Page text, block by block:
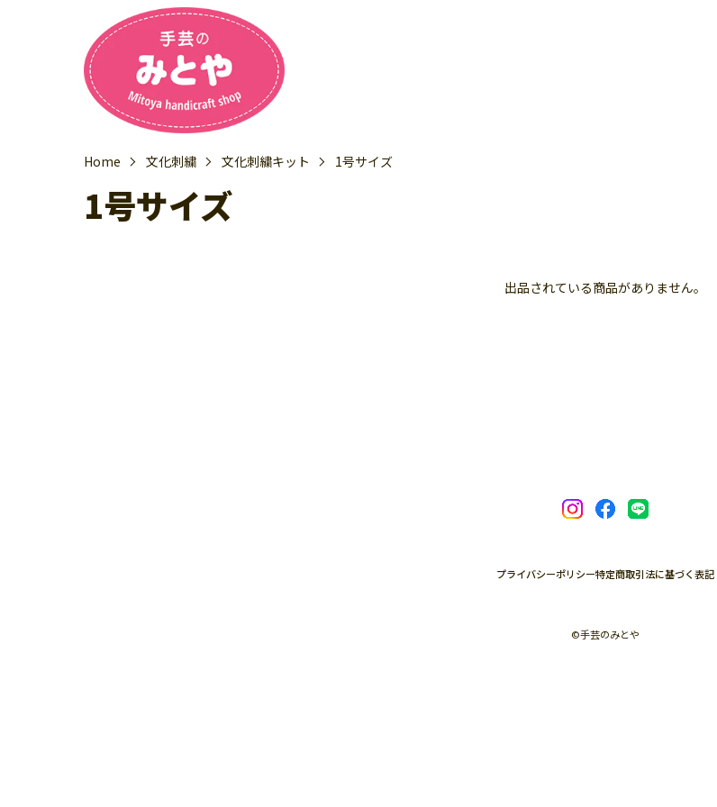
Home 文化刺繍 文化刺繍キット 1号サイズ
1号サイズ
出品されている商品がありません。
プライバシーポリシー特定商取引法に基づく表記
©︎手芸のみとや